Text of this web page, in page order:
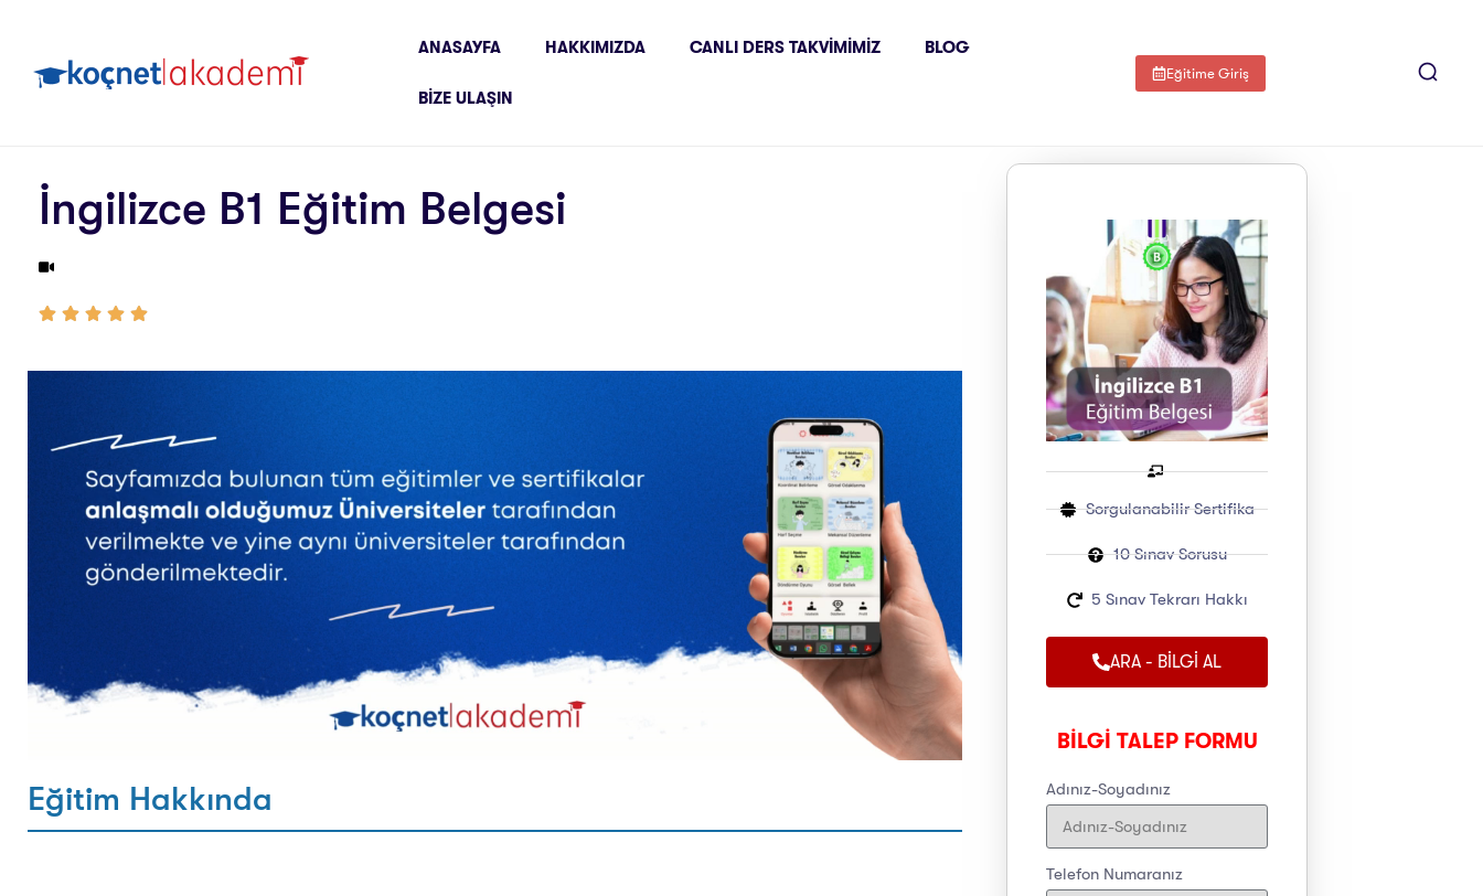
ANASAYFA HAKKIMIZDA CANLI DERS TAKVIMIMIZ BLOG
BIZE ULAŞIN
Eğitime Giriş
İngilizce B1 Eğitim Belgesi
Eğitim Hakkında
Sorgulanabilir Sertifika
10 Sınav Sorusu
5 Sınav Tekrarı Hakkı
ARA - BİLGİ AL
BİLGİ TALEP FORMU
Adınız-Soyadınız
Telefon Numaranız